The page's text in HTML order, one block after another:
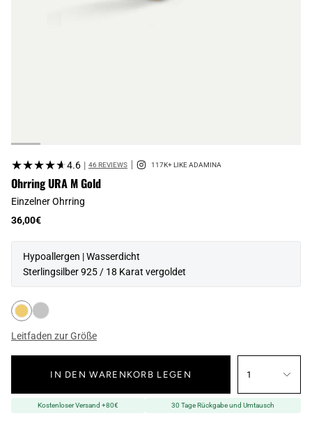
★★★★★
★★★★★4.6 | 46 REVIEWS
Ohrring URA M Gold
Einzelner Ohrring
36,00€
Hypoallergen | Wasserdicht
Sterlingsilber 925 / 18 Karat vergoldet
Leitfaden zur Größe
1
IN DEN WARENKORB LEGEN
Kostenloser Versand +80€ 30 Tage Rückgabe und Umtausch